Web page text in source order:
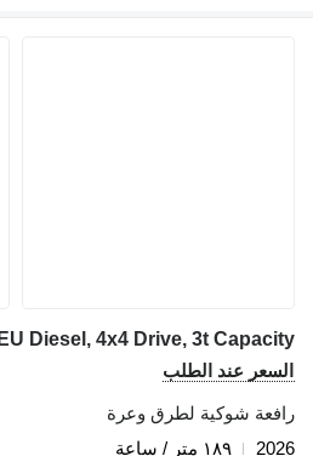
السعر عند الطلب
رافعة شوكية لطرق وعرة
2026
١٨٩ متر / ساعة